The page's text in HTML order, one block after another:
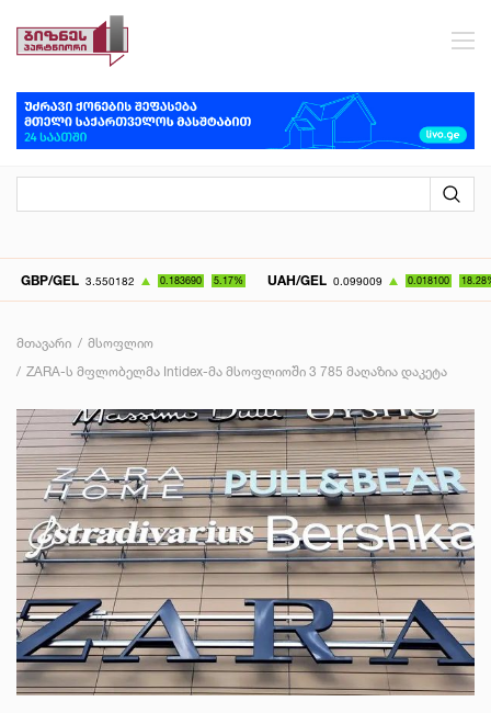
GEL 3.550182 0.183690 5.17% UAH/GEL 0.099009 0.018100 18.28%
მთავარი
მსოფლიო
ZARA-ს მფლობელმა Intidex-მა მსოფლიოში 3 785 მაღაზია დაკეტა